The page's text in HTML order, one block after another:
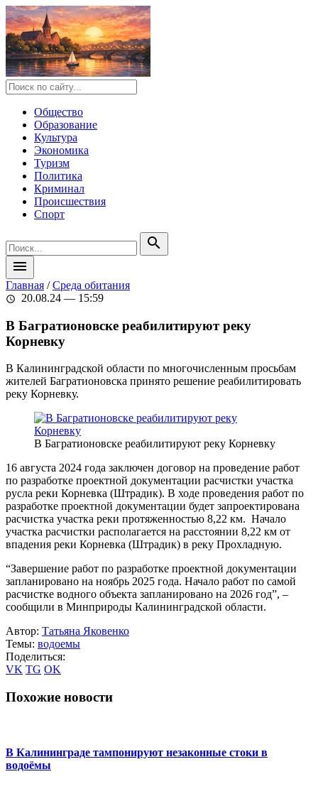
Общество
Образование
Культура
Экономика
Туризм
Политика
Криминал
Происшествия
Спорт
search
menu
Главная /Среда обитания
schedule 20.08.24 — 15:59
В Багратионовске реабилитируют реку
Корневку
В Калининградской области по многочисленным просьбам
жителей Багратионовска принято решение реабилитировать
реку Корневку.
В Багратионовске реабилитируют реку Корневку
16 августа 2024 года заключен договор на проведение работ
по разработке проектной документации расчистки участка
русла реки Корневка (Штрадик). В ходе проведения работ по
разработке проектной документации будет запроектирована
расчистка участка реки протяженностью 8,22 км. Начало
участка расчистки располагается на расстоянии 8,22 км от
впадения реки Корневка (Штрадик) в реку Прохладную.
“Завершение работ по разработке проектной документации
запланировано на ноябрь 2025 года. Начало работ по самой
расчистке водного объекта запланировано на 2026 год”, –
сообщили в Минприроды Калининградской области.
Автор: Татьяна Яковенко
Темы: водоемы
Поделиться:
VK TG OK
Похожие новости
В Калининграде тампонируют незаконные стоки в
водоёмы